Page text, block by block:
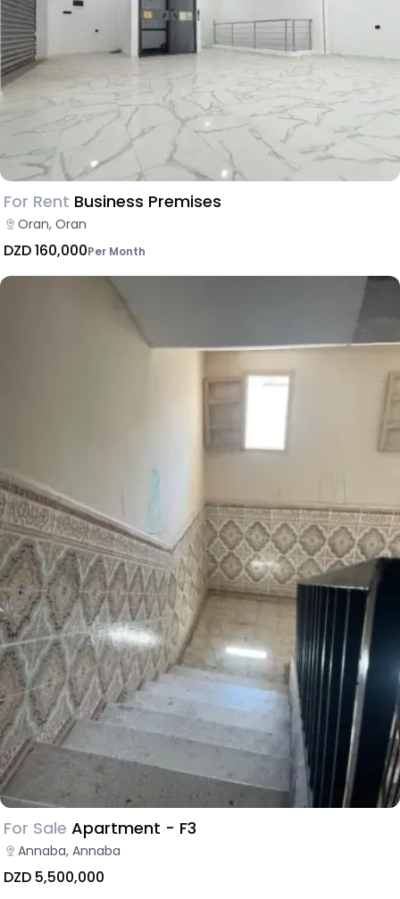
For Rent Business Premises
Oran, Oran
DZD 160,000Per Month
For Sale Apartment - F3
Annaba, Annaba
DZD 5,500,000